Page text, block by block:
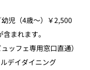
児（4歳～）￥2,500
まれます。
ッフェ専用窓口直通）
デイダイニング